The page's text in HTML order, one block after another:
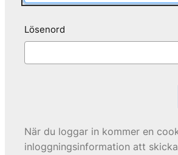
Lösenord
När du loggar in kommer en
inloggningsinformation att